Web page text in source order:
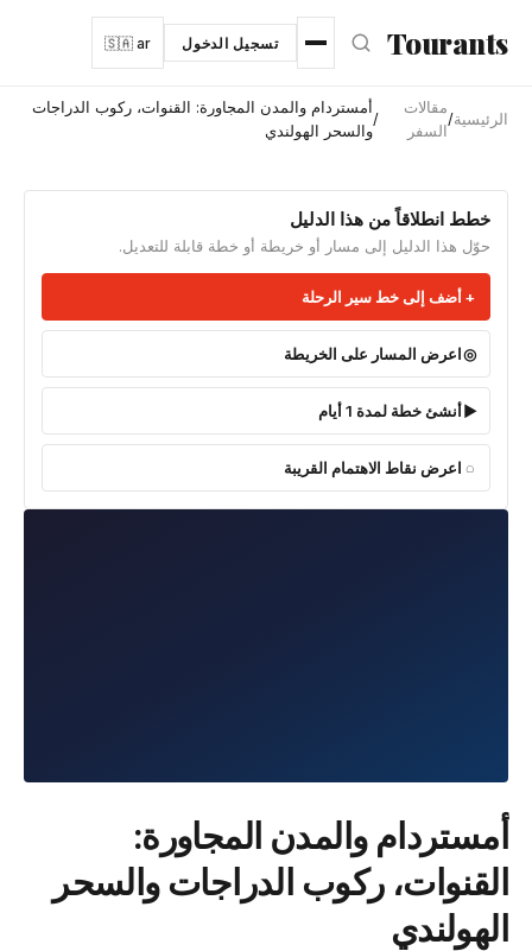
انتقل إلى المحتوى الرئيسي
Tourants تسجيل الدخول 🇸🇦 ar
الرئيسية/
مقالات
السفر
/
أمستردام والمدن المجاورة: القنوات، ركوب الدراجات
والسحر الهولندي
خطط انطلاقاً من هذا الدليل
حوّل هذا الدليل إلى مسار أو خريطة أو خطة قابلة للتعديل.
أضف إلى خط سير الرحلة
اعرض المسار على الخريطة
أنشئ خطة لمدة 1 أيام
اعرض نقاط الاهتمام القريبة
أمستردام والمدن المجاورة:
القنوات، ركوب الدراجات والسحر
الهولندي